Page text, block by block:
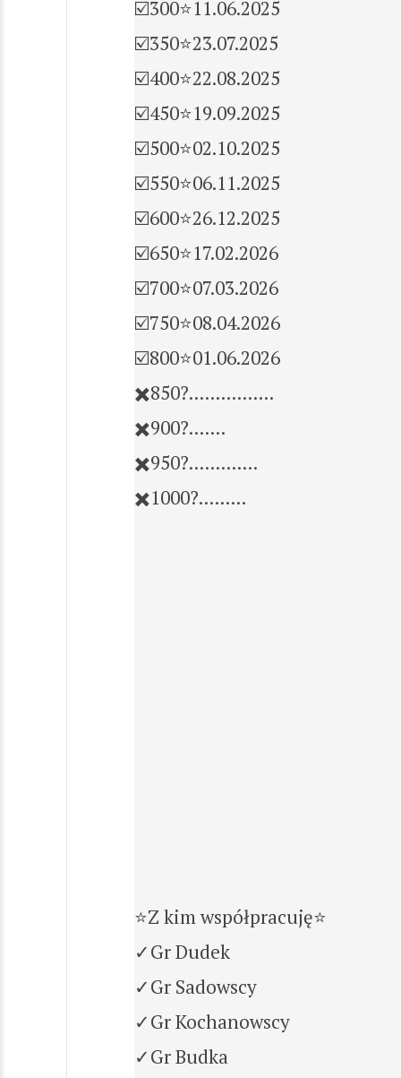
☑️300⭐11.06.2025
☑️350⭐23.07.2025
☑️400⭐22.08.2025
☑️450⭐19.09.2025
☑️500⭐02.10.2025
☑️550⭐06.11.2025
☑️600⭐26.12.2025
☑️650⭐️17.02.2026
☑️700⭐07.03.2026
☑️750⭐️08.04.2026
☑️800⭐️01.06.2026
✖️850?................
✖️900?.......
✖️950?.............
✖️1000?.........
⭐Z kim współpracuję⭐
✓Gr Dudek
✓Gr Sadowscy
✓Gr Kochanowscy
✓Gr Budka